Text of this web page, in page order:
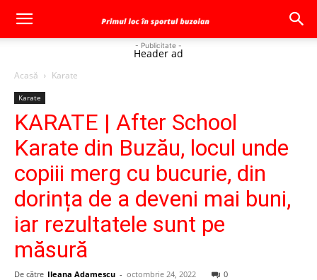
- Publicitate -
Header ad
Acasă Karate
Karate
KARATE | After School
Karate din Buzău, locul unde
copiii merg cu bucurie, din
dorința de a deveni mai buni,
iar rezultatele sunt pe
măsură
De către Ileana Adamescu - octombrie 24, 2022 0